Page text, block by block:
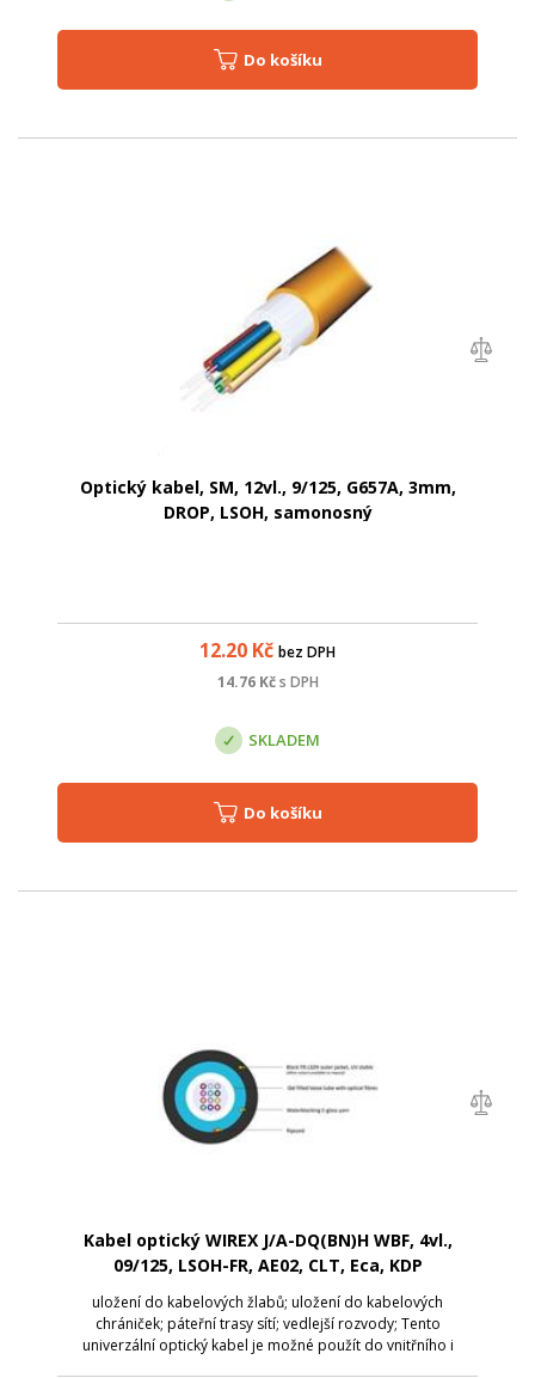
Do košíku
Optický kabel, SM, 12vl., 9/125, G657A, 3mm,
DROP, LSOH, samonosný
12.20 Kč bez DPH
14.76Kč s DPH
SKLADEM
Do košíku
Kabel optický WIREX J/A-DQ(BN)H WBF, 4vl.,
09/125, LSOH-FR, AE02, CLT, Eca, KDP
uložení do kabelových žlabů; uložení do kabelových
chrániček; páteřní trasy sítí; vedlejší rozvody; Tento
univerzální optický kabel je možné použít do vnitřního i